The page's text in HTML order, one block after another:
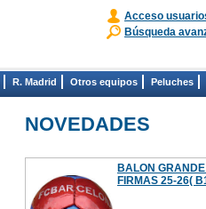
Acceso
Búsqueda
R. Madrid Otros equipos Peluches
NOVEDADES
BALON
FIRMAS 25-26(